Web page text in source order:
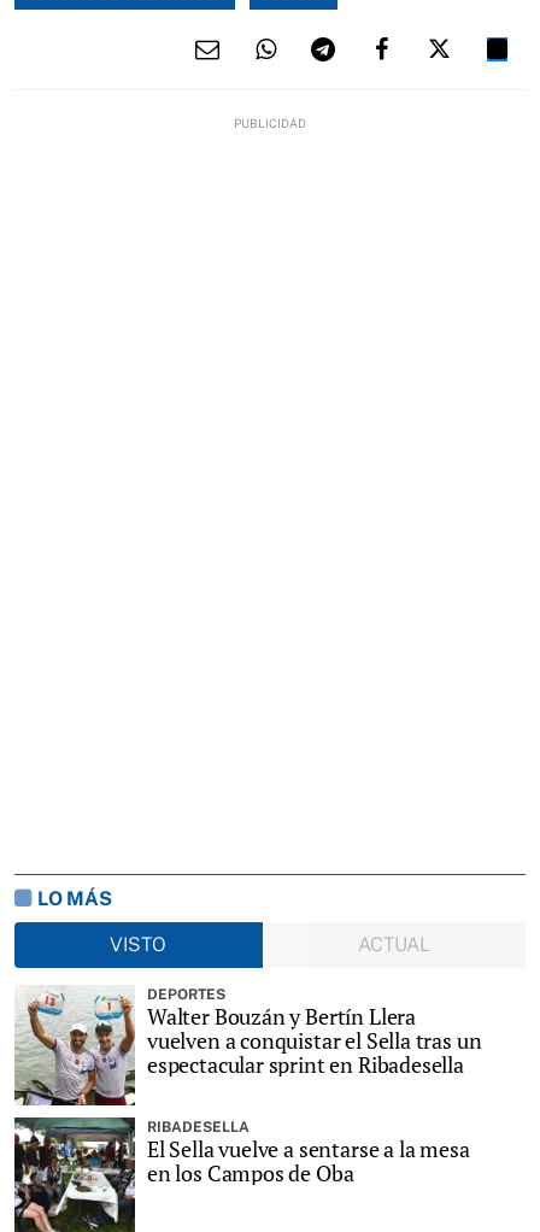
LO MÁS
VISTO
ACTUAL
DEPORTES
Walter Bouzán y Bertín Llera
vuelven a conquistar el Sella tras un
espectacular sprint en Ribadesella
RIBADESELLA
El Sella vuelve a sentarse a la mesa
en los Campos de Oba